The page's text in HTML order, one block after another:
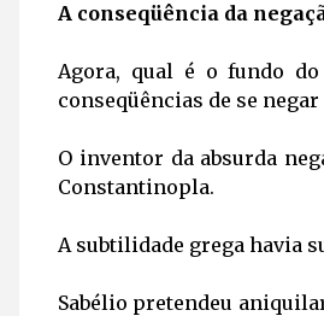
A conseqüência da
Agora, qual é o fundo
conseqüências de se
O inventor da absurda
Constantinopla.
A subtilidade grega havia
Sabélio pretendeu